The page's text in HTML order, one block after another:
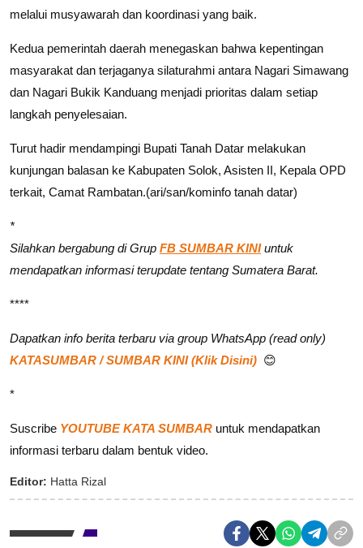
melalui musyawarah dan koordinasi yang baik.
Kedua pemerintah daerah menegaskan bahwa kepentingan
masyarakat dan terjaganya silaturahmi antara Nagari Simawang
dan Nagari Bukik Kanduang menjadi prioritas dalam setiap
langkah penyelesaian.
Turut hadir mendampingi Bupati Tanah Datar melakukan
kunjungan balasan ke Kabupaten Solok, Asisten II, Kepala OPD
terkait, Camat Rambatan.(ari/san/kominfo tanah datar)
*
Silahkan bergabung di Grup FB SUMBAR KINIuntuk
mendapatkan informasi terupdate tentang Sumatera Barat.
****
Dapatkan info berita terbaru via group WhatsApp (read only)
KATASUMBAR / SUMBAR KINI (Klik Disini) 😊
*
Suscribe YOUTUBE KATA SUMBAR untuk mendapatkan
informasi terbaru dalam bentuk video.
Editor: Hatta Rizal